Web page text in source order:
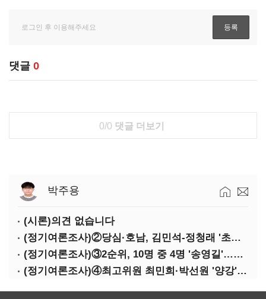
댓글 0
0/0 댓글 더보기
박주용
(시론)의견 없습니다
(정기여론조사)②당심·호남, 김민석-정청래 '초접전'
(정기여론조사)③2순위, 10명 중 4명 '송영길'…정청래 '한 자릿수'
(정기여론조사)④최고위원 최민희·박선원 '양강'…서미화·이성윤·임미애 뒤이어